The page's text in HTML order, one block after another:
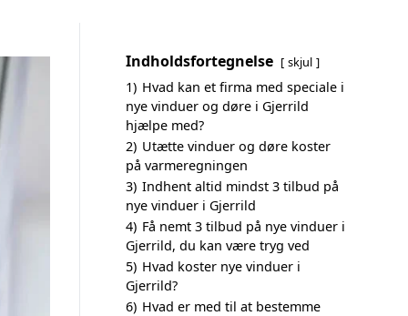
Indholdsfortegnelse skjul
1) Hvad kan et firma med speciale i
nye vinduer og døre i Gjerrild
hjælpe med?
2) Utætte vinduer og døre koster
på varmeregningen
3) Indhent altid mindst 3 tilbud på
nye vinduer i Gjerrild
4) Få nemt 3 tilbud på nye vinduer i
Gjerrild, du kan være tryg ved
5) Hvad koster nye vinduer i
Gjerrild?
6) Hvad er med til at bestemme